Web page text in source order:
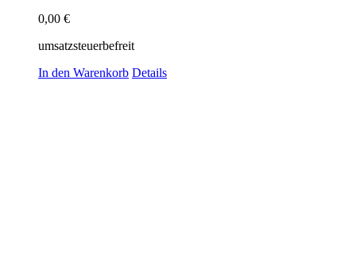
0,00 €
umsatzsteuerbefreit
In den Warenkorb Details